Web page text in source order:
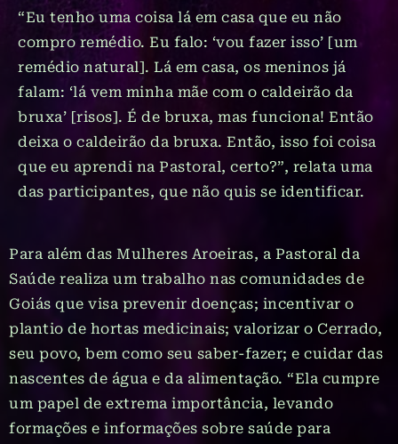
“Eu tenho uma coisa lá em casa que eu não
compro remédio. Eu falo: ‘vou fazer isso’ [um
remédio natural]. Lá em casa, os meninos já
falam: ‘lá vem minha mãe com o caldeirão da
bruxa’ [risos]. É de bruxa, mas funciona! Então
deixa o caldeirão da bruxa. Então, isso foi coisa
que eu aprendi na Pastoral, certo?”, relata uma
das participantes, que não quis se identificar.
Para além das Mulheres Aroeiras, a Pastoral da
Saúde realiza um trabalho nas comunidades de
Goiás que visa prevenir doenças; incentivar o
plantio de hortas medicinais; valorizar o Cerrado,
seu povo, bem como seu saber-fazer; e cuidar das
nascentes de água e da alimentação. “Ela cumpre
um papel de extrema importância, levando
formações e informações sobre saúde para